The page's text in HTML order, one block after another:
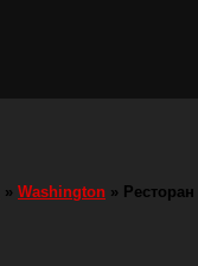
» Washington » Ресторан